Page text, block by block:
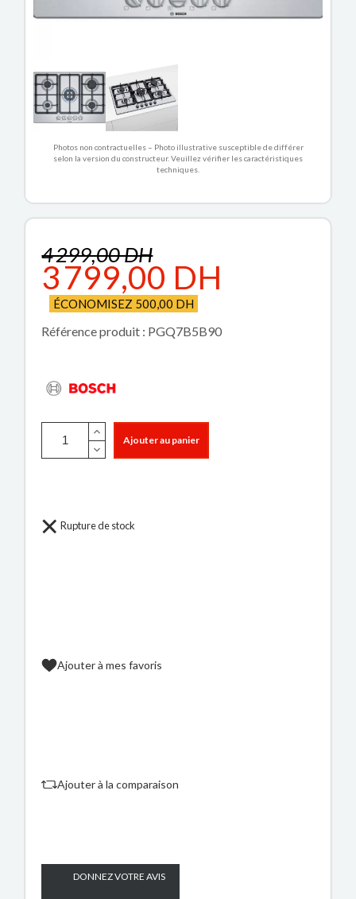
Photos non contractuelles – Photo illustrative susceptible de différer
selon la version du constructeur. Veuillez vérifier les caractéristiques
techniques.
4 299,00 DH
3 799,00 DH
ÉCONOMISEZ 500,00 DH
Référence produit : PGQ7B5B90
Ajouter au panier
Rupture de stock
Ajouter à mes favoris
Ajouter à la comparaison
DONNEZ VOTRE AVIS